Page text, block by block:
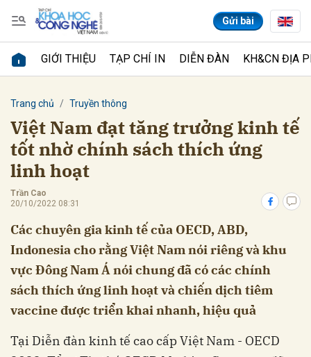
Gửi bài
GIỚI THIỆU TẠP CHÍ IN DIỄN ĐÀN KH&CN ĐỊA
Trang chủ Truyền thông
Việt Nam đạt tăng trưởng kinh tế
tốt nhờ chính sách thích ứng
linh hoạt
Trần Cao
20/10/2022 08:31
Các chuyên gia kinh tế của OECD, ABD,
Indonesia cho rằng Việt Nam nói riêng và khu
vực Đông Nam Á nói chung đã có các chính
sách thích ứng linh hoạt và chiến dịch tiêm
vaccine được triển khai nhanh, hiệu quả
Tại Diễn đàn kinh tế cao cấp Việt Nam - OECD
Gửi bình luận
Hủy